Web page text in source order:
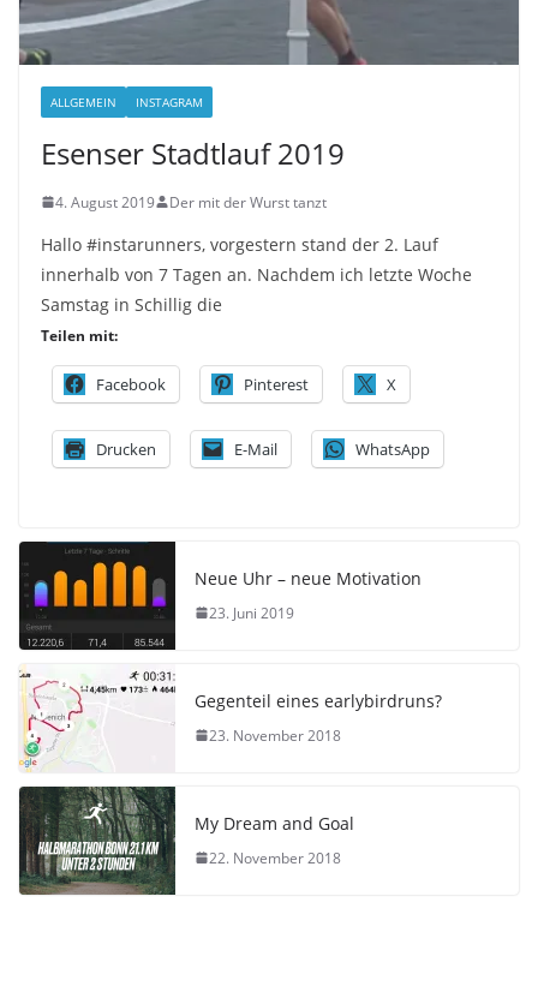
ALLGEMEIN INSTAGRAM
Esenser Stadtlauf 2019
4. August 2019 Der mit der Wurst tanzt
Hallo #instarunners, vorgestern stand der 2. Lauf
innerhalb von 7 Tagen an. Nachdem ich letzte Woche
Samstag in Schillig die
Teilen mit:
Facebook Pinterest X
Drucken E-Mail WhatsApp
Neue Uhr – neue Motivation
23. Juni 2019
Gegenteil eines earlybirdruns?
23. November 2018
My Dream and Goal
22. November 2018